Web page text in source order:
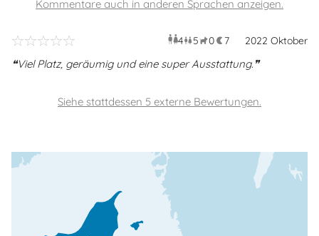
4 Erwachsene
5 Kinder
0 Haustiere
7 2022 Oktober
Viel Platz, geräumig und eine super Ausstattung.
Siehe stattdessen 5 externe Bewertungen.